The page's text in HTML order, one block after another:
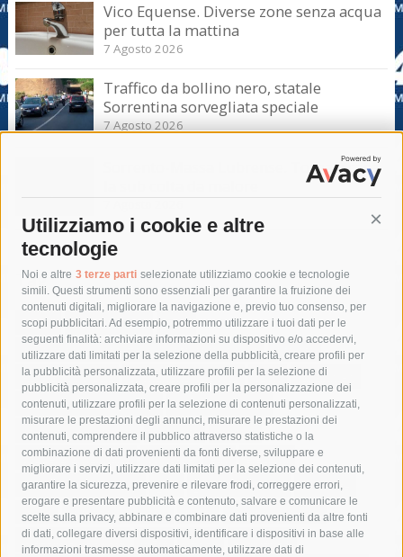
Utilizziamo i cookie e altre
tecnologie
Noi e altre 3 terze parti selezionate utilizziamo cookie e tecnologie
simili. Questi strumenti sono essenziali per garantire la fruizione dei
contenuti digitali, migliorare la navigazione e, previo tuo consenso, per
scopi pubblicitari. Ad esempio, potremmo utilizzare i tuoi dati per le
seguenti finalità: archiviare informazioni su dispositivo e/o accedervi,
utilizzare dati limitati per la selezione della pubblicità, creare profili per
la pubblicità personalizzata, utilizzare profili per la selezione di
pubblicità personalizzata, creare profili per la personalizzazione dei
contenuti, utilizzare profili per la selezione di contenuti personalizzati,
misurare le prestazioni degli annunci, misurare le prestazioni dei
contenuti, comprendere il pubblico attraverso statistiche o la
combinazione di dati provenienti da fonti diverse, sviluppare e
migliorare i servizi, utilizzare dati limitati per la selezione dei contenuti,
garantire la sicurezza, prevenire e rilevare frodi, correggere errori,
erogare e presentare pubblicità e contenuto, salvare e comunicare le
scelte sulla privacy, abbinare e combinare dati provenienti da altre fonti
di dati, collegare diversi dispositivi, identificare i dispositivi in base alle
informazioni trasmesse automaticamente, utilizzare dati di
Vico Equense. Diverse zone senza acqua
per tutta la mattina
7 Agosto 2026
Traffico da bollino nero, statale
Sorrentina sorvegliata speciale
7 Agosto 2026
Sorrento-Massa Lubrense. Torna a casa
Tag
acqua allerta meteo
anas
area marina protetta di punta campanella
arresto
Asl Napoli 3 sud
capitaneria di porto capri
carabinieri
castellammare di stabia
circumvesuviana
comune di sorrento
concerto
contagi
costiera amalfitana
covid-19 eav
elezioni
fondazione sorrento
gori guardia costiera
incidente
lavori
lorenzo balducelli mare
massa lubrense
massimo coppola
Meta napoli
ordinanza